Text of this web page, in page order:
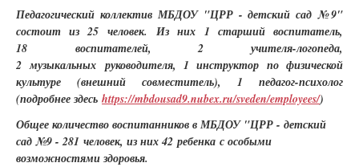
Педагогический коллектив МБДОУ "ЦРР - детский сад №9"
состоит из 25 человек. Из них 1 старший воспитатель,
18 воспитателей, 2 учителя-логопеда,
2 музыкальных руководителя, 1 инструктор по физической
культуре (внешний совместитель), 1 педагог-психолог
(подробнее здесь https://mbdousad9.nubex.ru/sveden/employees/)
Общее количество воспитанников в МБДОУ "ЦРР - детский
сад №9 - 281 человек, из них 42 ребенка с особыми
возможностями здоровья.